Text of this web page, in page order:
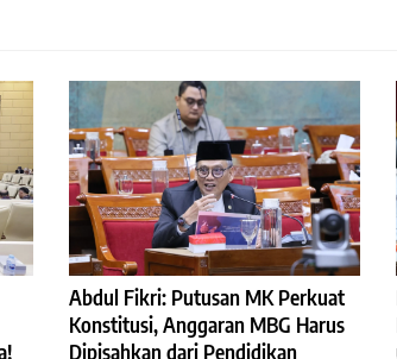
Abdul Fikri: Putusan MK Perkuat
Konstitusi, Anggaran MBG Harus
Dipisahkan dari Pendidikan